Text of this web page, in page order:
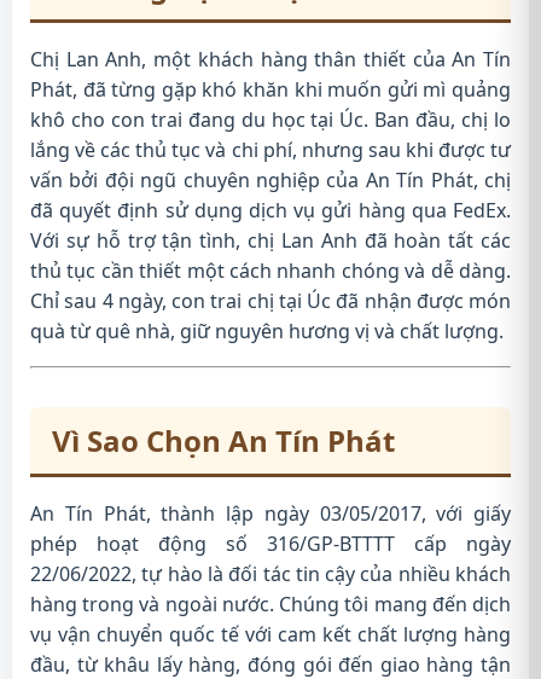
Chị Lan Anh, một khách hàng thân thiết của An Tín
Phát, đã từng gặp khó khăn khi muốn gửi mì quảng
khô cho con trai đang du học tại Úc. Ban đầu, chị lo
lắng về các thủ tục và chi phí, nhưng sau khi được tư
vấn bởi đội ngũ chuyên nghiệp của An Tín Phát, chị
đã quyết định sử dụng dịch vụ gửi hàng qua FedEx.
Với sự hỗ trợ tận tình, chị Lan Anh đã hoàn tất các
thủ tục cần thiết một cách nhanh chóng và dễ dàng.
Chỉ sau 4 ngày, con trai chị tại Úc đã nhận được món
quà từ quê nhà, giữ nguyên hương vị và chất lượng.
Vì Sao Chọn An Tín Phát
An Tín Phát, thành lập ngày 03/05/2017, với giấy
phép hoạt động số 316/GP-BTTTT cấp ngày
22/06/2022, tự hào là đối tác tin cậy của nhiều khách
hàng trong và ngoài nước. Chúng tôi mang đến dịch
vụ vận chuyển quốc tế với cam kết chất lượng hàng
đầu, từ khâu lấy hàng, đóng gói đến giao hàng tận